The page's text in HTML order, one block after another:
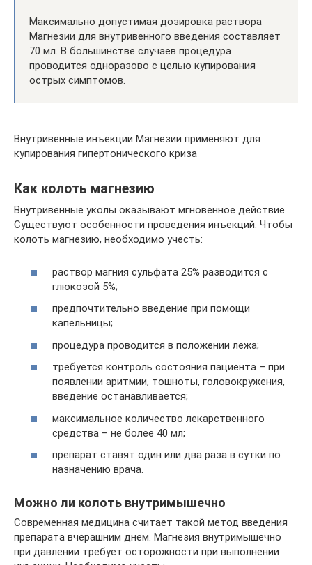
Максимально допустимая дозировка раствора
Магнезии для внутривенного введения составляет
70 мл. В большинстве случаев процедура
проводится одноразово с целью купирования
острых симптомов.
Внутривенные инъекции Магнезии применяют для
купирования гипертонического криза
Как колоть магнезию
Внутривенные уколы оказывают мгновенное действие.
Существуют особенности проведения инъекций. Чтобы
колоть магнезию, необходимо учесть:
раствор магния сульфата 25% разводится с
глюкозой 5%;
предпочтительно введение при помощи
капельницы;
процедура проводится в положении лежа;
требуется контроль состояния пациента – при
появлении аритмии, тошноты, головокружения,
введение останавливается;
максимальное количество лекарственного
средства – не более 40 мл;
препарат ставят один или два раза в сутки по
назначению врача.
Можно ли колоть внутримышечно
Современная медицина считает такой метод введения
препарата вчерашним днем. Магнезия внутримышечно
при давлении требует осторожности при выполнении